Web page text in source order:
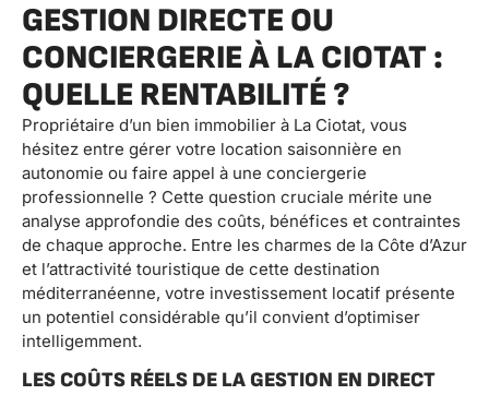
GESTION DIRECTE OU
CONCIERGERIE À LA CIOTAT :
QUELLE RENTABILITÉ ?
Propriétaire d’un bien immobilier à La Ciotat, vous
hésitez entre gérer votre location saisonnière en
autonomie ou faire appel à une conciergerie
professionnelle ? Cette question cruciale mérite une
analyse approfondie des coûts, bénéfices et contraintes
de chaque approche. Entre les charmes de la Côte d’Azur
et l’attractivité touristique de cette destination
méditerranéenne, votre investissement locatif présente
un potentiel considérable qu’il convient d’optimiser
intelligemment.
LES COÛTS RÉELS DE LA GESTION EN DIRECT